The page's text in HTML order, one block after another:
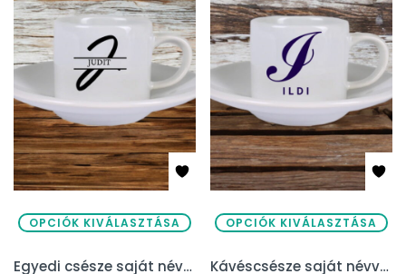
OPCIÓK KIVÁLASZTÁSA
Egyedi csésze saját névvel tányérral (modern)
OPCIÓK KIVÁLASZTÁSA
Kávéscsésze saját névvel tányérral (elegáns)